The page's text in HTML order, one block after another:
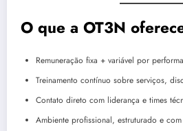
O que a OT3N
Remuneração fixa + variável por
Treinamento contínuo sobre serviços,
Contato direto com liderança e times
Ambiente profissional, estruturado e